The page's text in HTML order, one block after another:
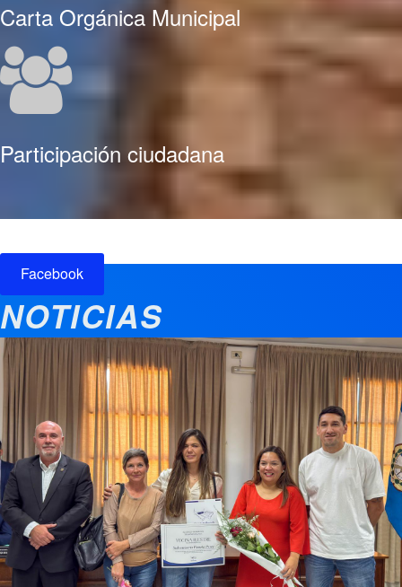
Carta Orgánica Municipal
Participación ciudadana
Facebook
NOTICIAS